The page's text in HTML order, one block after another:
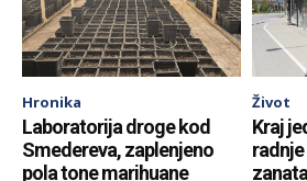
Hronika
Laboratorija droge kod
Smedereva, zaplenjeno
pola tone marihuane
Život
Kraj
zanata